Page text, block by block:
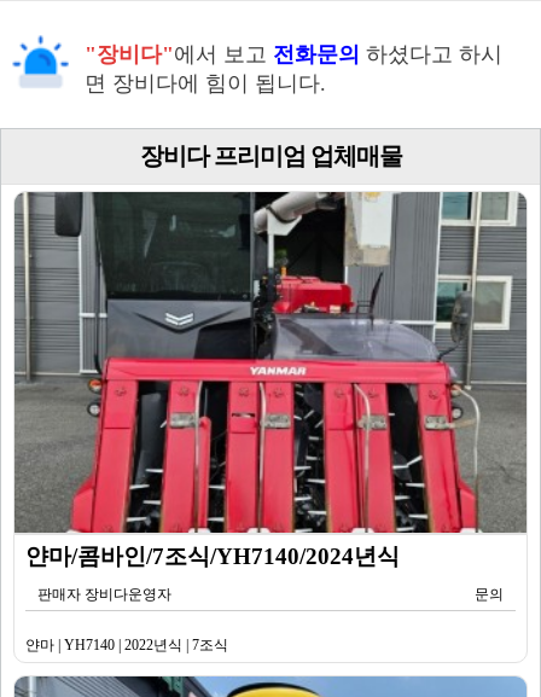
"장비다"에서 보고 전화문의 하셨다고 하시
면 장비다에 힘이 됩니다.
장비다 프리미엄 업체매물
얀마/콤바인/7조식/YH7140/2024년식
판매자 장비다운영자 문의
얀마 | YH7140 | 2022년식 | 7조식